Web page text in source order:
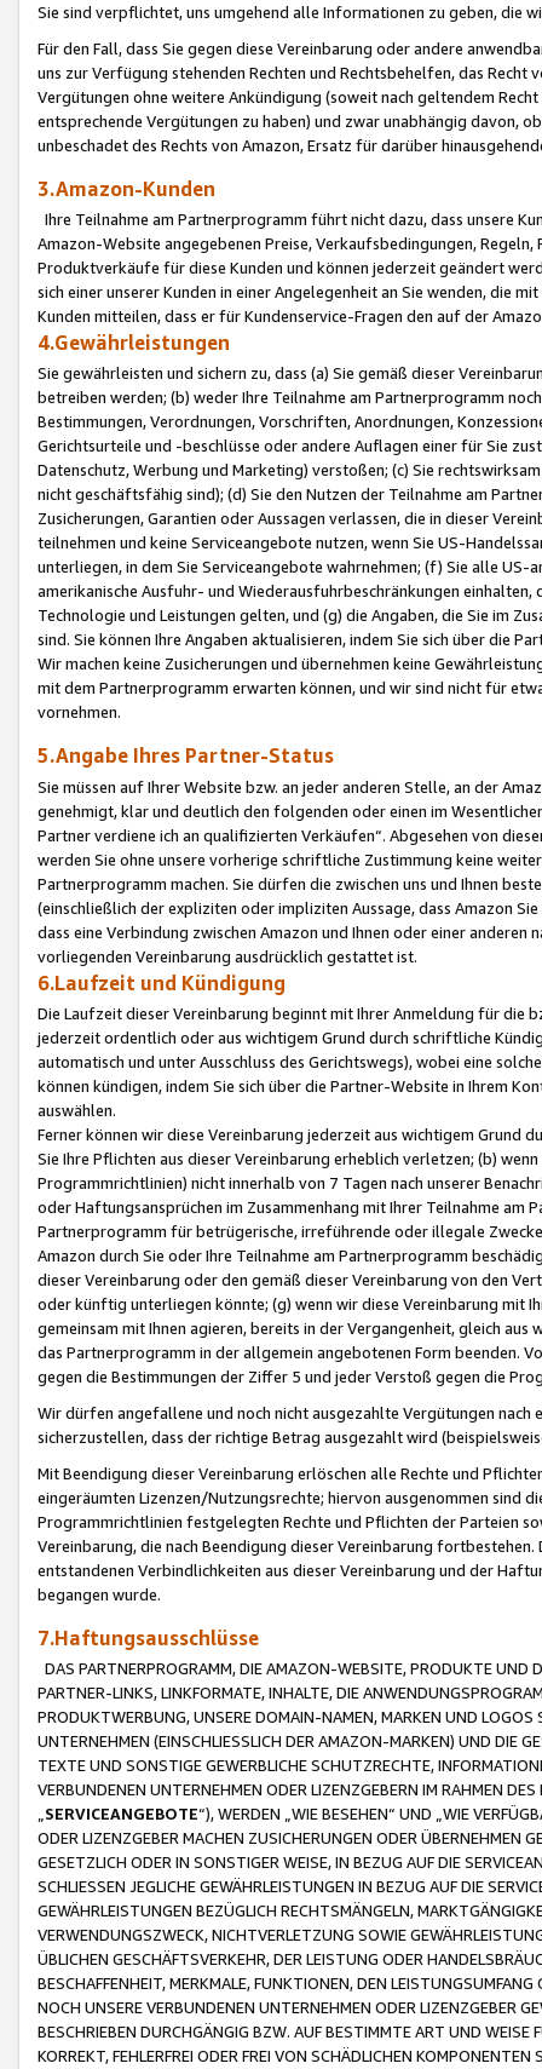
Sie sind verpflichtet, uns umgehend alle Informationen zu geben, die
Für den Fall, dass Sie gegen diese Vereinbarung oder andere
uns zur Verfügung stehenden Rechten und Rechtsbehelfen, das
Vergütungen ohne weitere Ankündigung (soweit nach geltendem
entsprechende Vergütungen zu haben) und zwar unabhängig davon,
unbeschadet des Rechts von Amazon, Ersatz für darüber
3.Amazon-Kunden
Ihre Teilnahme am Partnerprogramm führt nicht dazu, dass unsere
Amazon-Website angegebenen Preise, Verkaufsbedingungen,
Produktverkäufe für diese Kunden und können jederzeit geändert
sich einer unserer Kunden in einer Angelegenheit an Sie wenden, die
Kunden mitteilen, dass er für Kundenservice-Fragen den auf der
4.Gewährleistungen
Sie gewährleisten und sichern zu, dass (a) Sie gemäß dieser
betreiben werden; (b) weder Ihre Teilnahme am Partnerprogramm
Bestimmungen, Verordnungen, Vorschriften, Anordnungen,
Gerichtsurteile und -beschlüsse oder andere Auflagen einer für Sie
Datenschutz, Werbung und Marketing) verstoßen; (c) Sie
nicht geschäftsfähig sind); (d) Sie den Nutzen der Teilnahme am
Zusicherungen, Garantien oder Aussagen verlassen, die in dieser
teilnehmen und keine Serviceangebote nutzen, wenn Sie US-
unterliegen, in dem Sie Serviceangebote wahrnehmen; (f) Sie alle
amerikanische Ausfuhr- und Wiederausfuhrbeschränkungen
Technologie und Leistungen gelten, und (g) die Angaben, die Sie im
sind. Sie können Ihre Angaben aktualisieren, indem Sie sich über die
Wir machen keine Zusicherungen und übernehmen keine
mit dem Partnerprogramm erwarten können, und wir sind nicht für
vornehmen.
5.Angabe Ihres Partner-Status
Sie müssen auf Ihrer Website bzw. an jeder anderen Stelle, an der
genehmigt, klar und deutlich den folgenden oder einen im
Partner verdiene ich an qualifizierten Verkäufen“. Abgesehen von
werden Sie ohne unsere vorherige schriftliche Zustimmung keine
Partnerprogramm machen. Sie dürfen die zwischen uns und Ihnen
(einschließlich der expliziten oder impliziten Aussage, dass Amazon
dass eine Verbindung zwischen Amazon und Ihnen oder einer
vorliegenden Vereinbarung ausdrücklich gestattet ist.
6.Laufzeit und Kündigung
Die Laufzeit dieser Vereinbarung beginnt mit Ihrer Anmeldung für die
jederzeit ordentlich oder aus wichtigem Grund durch schriftliche
automatisch und unter Ausschluss des Gerichtswegs), wobei eine
können kündigen, indem Sie sich über die Partner-Website in Ihrem
auswählen.
Ferner können wir diese Vereinbarung jederzeit aus wichtigem Grund
Sie Ihre Pflichten aus dieser Vereinbarung erheblich verletzen; (b)
Programmrichtlinien) nicht innerhalb von 7 Tagen nach unserer
oder Haftungsansprüchen im Zusammenhang mit Ihrer Teilnahme am
Partnerprogramm für betrügerische, irreführende oder illegale
Amazon durch Sie oder Ihre Teilnahme am Partnerprogramm
dieser Vereinbarung oder den gemäß dieser Vereinbarung von den
oder künftig unterliegen könnte; (g) wenn wir diese Vereinbarung mit
gemeinsam mit Ihnen agieren, bereits in der Vergangenheit, gleich
das Partnerprogramm in der allgemein angebotenen Form beenden.
gegen die Bestimmungen der Ziffer 5 und jeder Verstoß gegen die
Wir dürfen angefallene und noch nicht ausgezahlte Vergütungen
sicherzustellen, dass der richtige Betrag ausgezahlt wird
Mit Beendigung dieser Vereinbarung erlöschen alle Rechte und
eingeräumten Lizenzen/Nutzungsrechte; hiervon ausgenommen sind
Programmrichtlinien festgelegten Rechte und Pflichten der Parteien
Vereinbarung, die nach Beendigung dieser Vereinbarung
entstandenen Verbindlichkeiten aus dieser Vereinbarung und der
begangen wurde.
7.Haftungsausschlüsse
DAS PARTNERPROGRAMM, DIE AMAZON-WEBSITE, PRODUKTE UND
PARTNER-LINKS, LINKFORMATE, INHALTE, DIE
PRODUKTWERBUNG, UNSERE DOMAIN-NAMEN, MARKEN UND
UNTERNEHMEN (EINSCHLIESSLICH DER AMAZON-MARKEN) UND DIE
TEXTE UND SONSTIGE GEWERBLICHE SCHUTZRECHTE,
VERBUNDENEN UNTERNEHMEN ODER LIZENZGEBERN IM RAHMEN
SERVICEANGEBOTE“), WERDEN „WIE BESEHEN“ UND „WIE
ODER LIZENZGEBER MACHEN ZUSICHERUNGEN ODER ÜBERNEHMEN
GESETZLICH ODER IN SONSTIGER WEISE, IN BEZUG AUF DIE
SCHLIESSEN JEGLICHE GEWÄHRLEISTUNGEN IN BEZUG AUF DIE
GEWÄHRLEISTUNGEN BEZÜGLICH RECHTSMÄNGELN,
VERWENDUNGSZWECK, NICHTVERLETZUNG SOWIE
ÜBLICHEN GESCHÄFTSVERKEHR, DER LEISTUNG ODER
BESCHAFFENHEIT, MERKMALE, FUNKTIONEN, DEN
NOCH UNSERE VERBUNDENEN UNTERNEHMEN ODER LIZENZGEBER
BESCHRIEBEN DURCHGÄNGIG BZW. AUF BESTIMMTE ART UND
KORREKT, FEHLERFREI ODER FREI VON SCHÄDLICHEN